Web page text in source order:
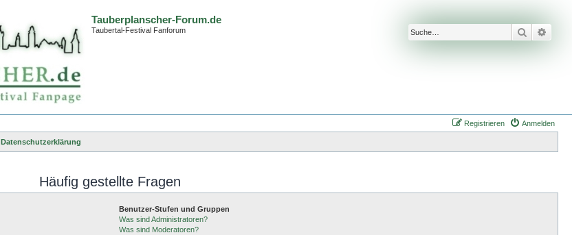
Tauberplanscher-Forum.de
Taubertal-Festival Fanforum Suche
Anmelden
Registrieren
Datenschutzerklärung
Häufig gestellte Fragen
Benutzer-Stufen und Gruppen
Was sind Administratoren?
Was sind Moderatoren?